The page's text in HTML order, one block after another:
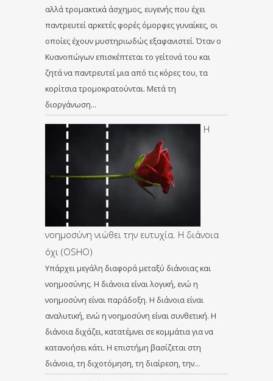
αλλά τρομακτικά άσχημος, ευγενής που έχει
παντρευτεί αρκετές φορές όμορφες γυναίκες, οι
οποίες έχουν μυστηριωδώς εξαφανιστεί. Όταν ο
Κυανοπώγων επισκέπτεται το γείτονά του και
ζητά να παντρευτεί μια από τις κόρες του, τα
κορίτσια τρομοκρατούνται. Μετά τη
διοργάνωση…
Η
νοημοσύνη νιώθει την ευτυχία. Η διάνοια
όχι (OSHO)
Υπάρχει μεγάλη διαφορά μεταξύ διάνοιας και
νοημοσύνης. Η διάνοια είναι λογική, ενώ η
νοημοσύνη είναι παράδοξη. Η διάνοια είναι
αναλυτική, ενώ η νοημοσύνη είναι συνθετική. Η
διάνοια διχάζει, κατατέμνει σε κομμάτια για να
κατανοήσει κάτι. Η επιστήμη βασίζεται στη
διάνοια, τη διχοτόμηση, τη διαίρεση, την…